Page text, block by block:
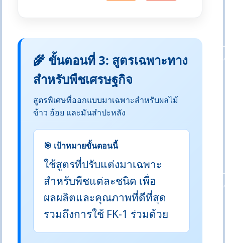
🌾 ขั้นตอนที่ 3: สูตรเฉพาะทาง
สำหรับพืชเศรษฐกิจ
สูตรพิเศษที่ออกแบบมาเฉพาะสำหรับผลไม้
ข้าว อ้อย และมันสำปะหลัง
🎯 เป้าหมายขั้นตอนนี้
ใช้สูตรที่ปรับแต่งมาเฉพาะ
สำหรับพืชแต่ละชนิด เพื่อ
ผลผลิตและคุณภาพที่ดีที่สุด
รวมถึงการใช้ FK-1 ร่วมด้วย